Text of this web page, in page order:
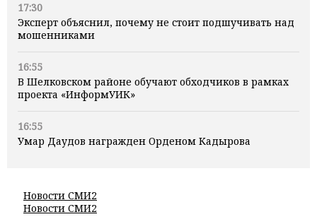
17:30
Эксперт объяснил, почему не стоит подшучивать над
мошенниками
16:55
В Шелковском районе обучают обходчиков в рамках
проекта «ИнформУИК»
16:55
Умар Даудов награжден Орденом Кадырова
Новости СМИ2
Новости СМИ2